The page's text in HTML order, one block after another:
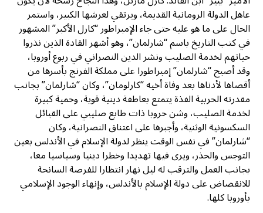
عاهل الدولة الرومانية القديمة، ويرتقي لعرشها الكبير، واستمر
الحال على ما هو عليه حتى جاء الإمبراطور “كارل الأكبر” المشهور
في كتب التاريخ باسم “شارلمان”، وهو أشهر القادة الذين نذروا
حياتهم لخدمة الصليب ونشر الدين النصراني في ربوع أوروبا،
وقد أصبح “شارلمان” إمبراطورا على مملكة الفرنج بأسرها من
أقصاها لأدناها بعد وفاة أخيه “كارلومان”، وكان “شارلمان” بجانب
مقدرته الحربية الفذة يتمتع بعاطفة دينية قوية، وحمية كبيرة
لخدمة الصليب، وشن حروبا ذات طابع صليبي على القبائل
السكسونية الوثنية، وأجبرها على اعتناق النصرانية، وكان
“شارلمان” في نفس الوقت ينظر لدولة الإسلام في الأندلس بعين
التوجس والحذر، ويرى فيها تهديدا وخطرا دينيا وسياسيا معا،
بجانب العمل والترقب له ليل نهار انتظارا للفرصة السانحة
للانقضاض على دولة الإسلام بالأندلس، وإنهاء الوجود الإسلامي
بأوروبا كلها.